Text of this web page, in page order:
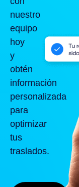
nuestro
equipo
hoy
y
obtén
información
personalizada
para
optimizar
tus
traslados.